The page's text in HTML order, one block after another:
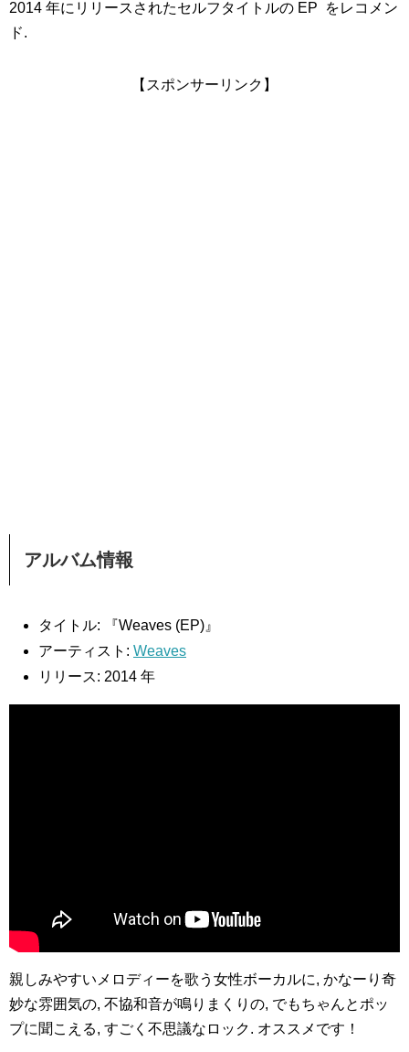
2014 年にリリースされたセルフタイトルの EP をレコメン
ド.
【スポンサーリンク】
アルバム情報
タイトル: 『Weaves (EP)』
アーティスト: Weaves
リリース: 2014 年
親しみやすいメロディーを歌う女性ボーカルに, かなーり奇
妙な雰囲気の, 不協和音が鳴りまくりの, でもちゃんとポッ
プに聞こえる, すごく不思議なロック. オススメです！